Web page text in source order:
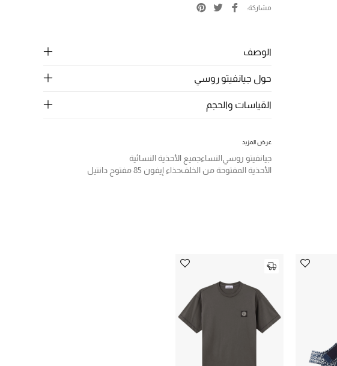
مشاركة
الوصف
حول جيانفيتو روسي
القياسات والحجم
عرض المزيد
جيانفيتو روسيالنساءجميع الأحذية النسائية
الأحذية المفتوحة من الخلفحذاء إيفون 85 مفتوح دانتيل